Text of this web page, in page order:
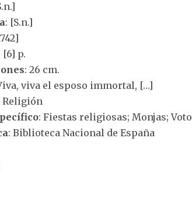
: [S.n.]
[6] p.
: 26 cm.
viva el esposo immortal, […]
Religión
: Fiestas religiosas; Monjas;
: Biblioteca Nacional de España